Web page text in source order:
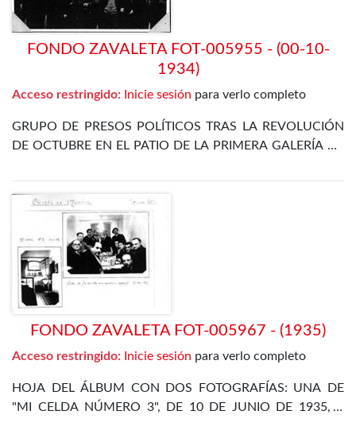
FONDO ZAVALETA FOT-005955 - (00-10-
1934)
Acceso restringido: Inicie sesión para verlo completo
GRUPO DE PRESOS POLÍTICOS TRAS LA REVOLUCIÓN
DE OCTUBRE EN EL PATIO DE LA PRIMERA GALERÍA DE
ENCUENTRA EL PROPIO ZAVALETA, ENRIQUE DE
FRANCISCO, JOSÉ GÓMEZ OSORIO, PETREL Y JOSÉ
DÍAZ ALOR
FONDO ZAVALETA FOT-005967 - (1935)
Acceso restringido: Inicie sesión para verlo completo
HOJA DEL ÁLBUM CON DOS FOTOGRAFÍAS: UNA DE
"MI CELDA NÚMERO 3", DE 10 DE JUNIO DE 1935, Y